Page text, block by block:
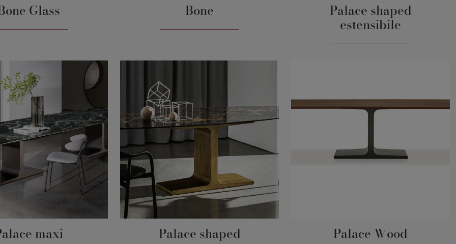
Glass Bone Palace shaped
estensibile
maxi Palace shaped Palace Wood